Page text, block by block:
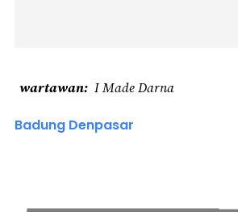
wartawan I Made Darna
Badung Denpasar